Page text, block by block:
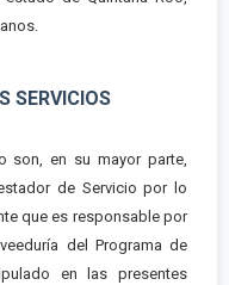
SERVICIOS
son, en su mayor parte,
de Servicio por lo
que es responsable por
del Programa de
en las presentes